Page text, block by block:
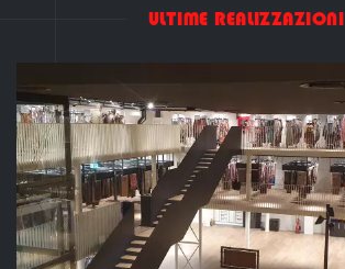
ULTIME REALIZZAZIONI